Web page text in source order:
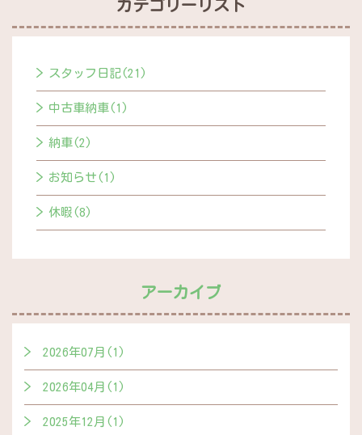
カテゴリーリスト
スタッフ日記(21)
中古車納車(1)
納車(2)
お知らせ(1)
休暇(8)
アーカイブ
2026年07月(1)
2026年04月(1)
2025年12月(1)